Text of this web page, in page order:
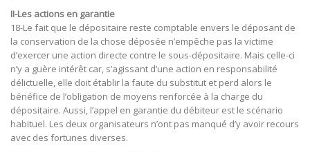
II-Les actions en garantie
18-Le fait que le dépositaire reste comptable envers le déposant de
la conservation de la chose déposée n’empêche pas la victime
d’exercer une action directe contre le sous-dépositaire. Mais celle-ci
n’y a guère intérêt car, s’agissant d’une action en responsabilité
délictuelle, elle doit établir la faute du substitut et perd alors le
bénéfice de l’obligation de moyens renforcée à la charge du
dépositaire. Aussi, l’appel en garantie du débiteur est le scénario
habituel. Les deux organisateurs n’ont pas manqué d’y avoir recours
avec des fortunes diverses.